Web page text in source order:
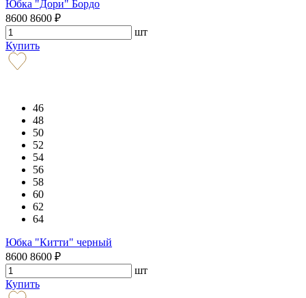
Юбка "Дори" Бордо
8600 8600 ₽
шт
Купить
46
48
50
52
54
56
58
60
62
64
Юбка "Китти" черный
8600 8600 ₽
шт
Купить